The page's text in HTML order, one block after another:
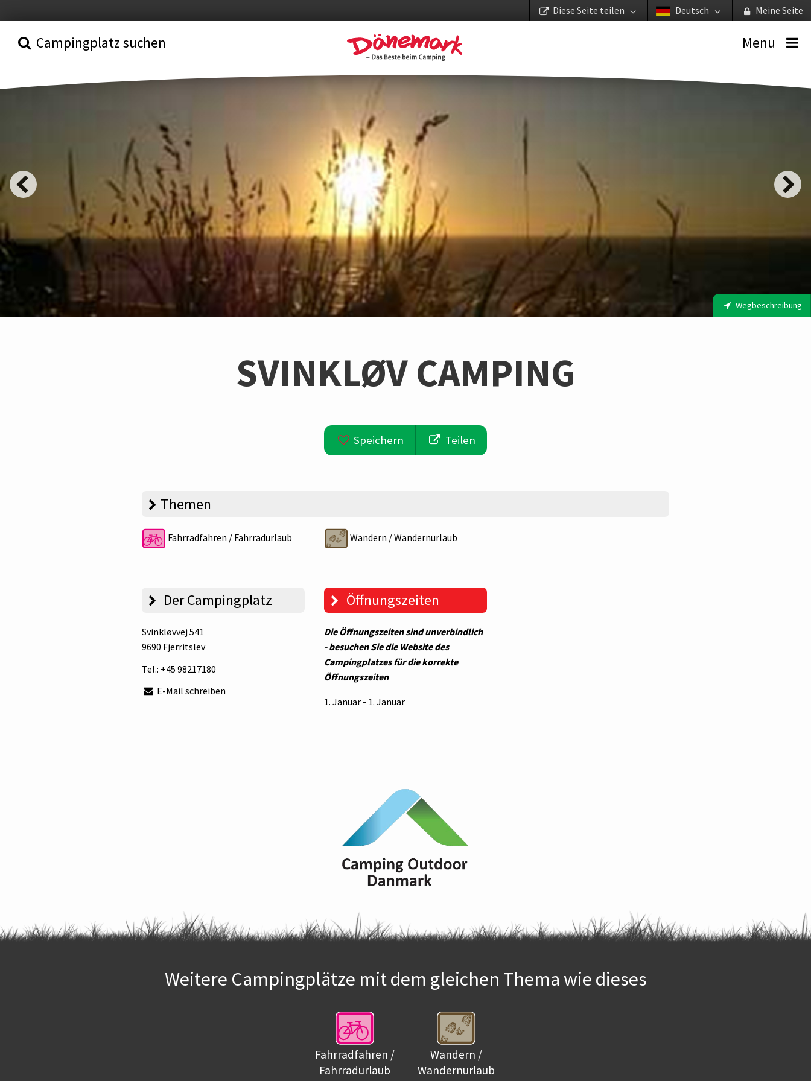
Meine Seite
Deutsch
Diese Seite teilen
Campingplatz suchen Menu
Wegbeschreibung
SVINKLØV CAMPING
Speichern Teilen
Themen
Fahrradfahren / Fahrradurlaub Wandern / Wandernurlaub
Der Campingplatz
Svinkløvvej 541
9690 Fjerritslev
Tel.: +45 98217180
E-Mail schreiben
Öffnungszeiten
Die Öffnungszeiten sind unverbindlich
- besuchen Sie die Website des
Campingplatzes für die korrekte
Öffnungszeiten
1. Januar - 1. Januar
Weitere Campingplätze mit dem gleichen Thema wie dieses
Fahrradfahren /
Fahrradurlaub
Wandern /
Wandernurlaub